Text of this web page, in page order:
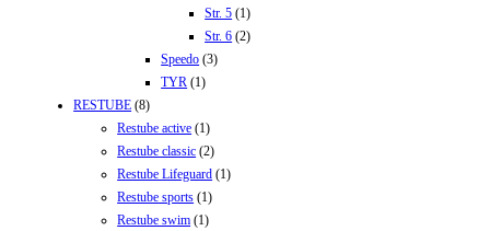
Str. 5 (1)
Str. 6 (2)
Speedo (3)
TYR (1)
RESTUBE (8)
Restube active (1)
Restube classic (2)
Restube Lifeguard (1)
Restube sports (1)
Restube swim (1)